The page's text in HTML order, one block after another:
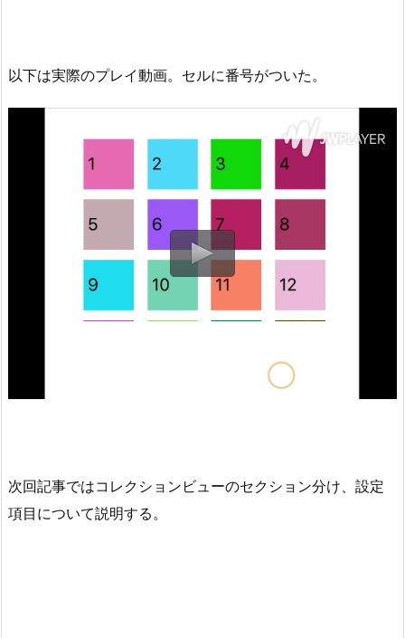
以下は実際のプレイ動画。セルに番号がついた。
次回記事ではコレクションビューのセクション分け、設定
項目について説明する。